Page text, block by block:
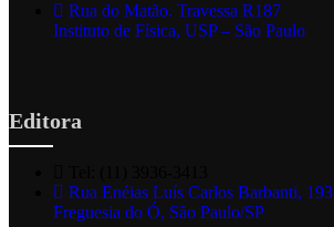
Rua do Matão. Travessa R187
Instituto de Física, USP – São Paulo
Editora
Rua Enéias Luís Carlos Barbanti, 193
Freguesia do Ó, São Paulo/SP